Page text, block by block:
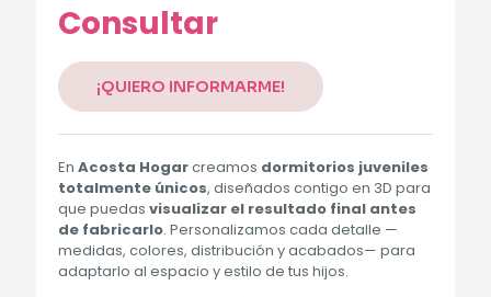
Consultar
¡QUIERO INFORMARME!
En Acosta Hogarcreamos dormitorios juveniles
totalmente únicos, diseñados contigo en 3D para
que puedas visualizar el resultado final antes
de fabricarlo. Personalizamos cada detalle —
medidas, colores, distribución y acabados— para
adaptarlo al espacio y estilo de tus hijos.